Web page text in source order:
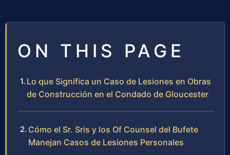
ON THIS PAGE
Lo que Significa un Caso de Lesiones en Obras
de Construcción en el Condado de Gloucester
Cómo el Sr. Sris y los Of Counsel del Bufete
Manejan Casos de Lesiones Personales